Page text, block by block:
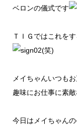
ベロンの儀式です
ＴＩＧではこれを
(笑)
メイちゃんいつも
趣味にお仕事に素
今日はメイちゃん